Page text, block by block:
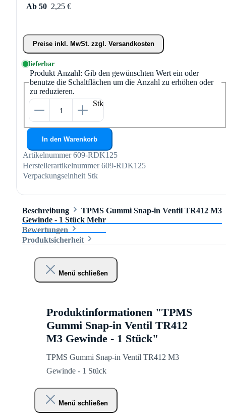
Ab 50 2,25 €
Preise inkl. MwSt. zzgl. Versandkosten
lieferbar
Produkt Anzahl: Gib den gewünschten Wert ein oder
benutze die Schaltflächen um die Anzahl zu erhöhen oder
zu reduzieren.
Stk
In den Warenkorb
Artikelnummer 609-RDK125
Herstellerartikelnummer 609-RDK125
Verpackungseinheit Stk
Beschreibung
TPMS Gummi Snap-in Ventil TR412 M3
Gewinde - 1 Stück Mehr
Bewertungen
Produktsicherheit
Menü schließen
Produktinformationen "TPMS
Gummi Snap-in Ventil TR412
M3 Gewinde - 1 Stück"
TPMS Gummi Snap-in Ventil TR412 M3
Gewinde - 1 Stück
Menü schließen